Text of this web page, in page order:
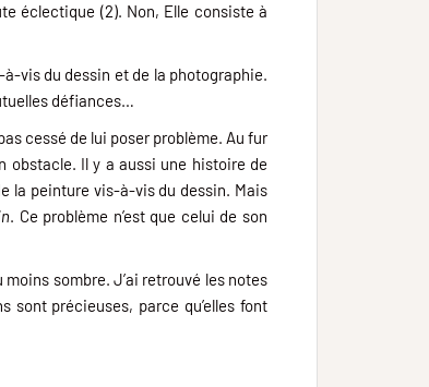
éclectique (2). Non, Elle consiste à
vis du dessin et de la photographie.
défiances…
cessé de lui poser problème. Au fur
obstacle. Il y a aussi une histoire de
la peinture vis-à-vis du dessin. Mais
. Ce problème n’est que celui de son
sombre. J’ai retrouvé les notes
sont précieuses, parce qu’elles font